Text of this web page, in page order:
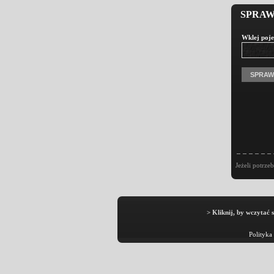
Wklej
Jeżeli
> Kliknij, by wczytać
Polityka